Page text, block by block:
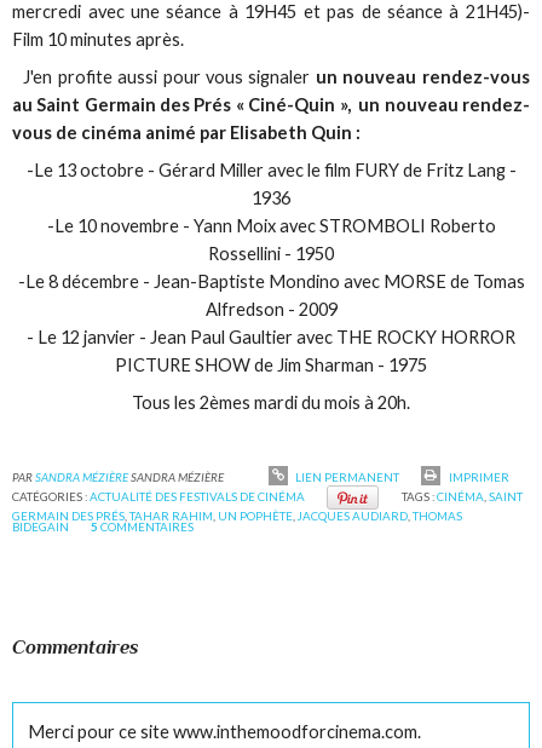
mercredi avec une séance à 19H45 et pas de séance à 21H45)-
Film 10 minutes après.
J'en profite aussi pour vous signaler un nouveau rendez-vous
au Saint Germain des Prés « Ciné-Quin », un nouveau rendez-
vous de cinéma animé par Elisabeth Quin :
-Le 13 octobre - Gérard Miller avec le film FURY de Fritz Lang -
1936
-Le 10 novembre - Yann Moix avec STROMBOLI Roberto
Rossellini - 1950
-Le 8 décembre - Jean-Baptiste Mondino avec MORSE de Tomas
Alfredson - 2009
- Le 12 janvier - Jean Paul Gaultier avec THE ROCKY HORROR
PICTURE SHOW de Jim Sharman - 1975
Tous les 2èmes mardi du mois à 20h.
PARSANDRA MÉZIÈRESANDRA MÉZIÈRE LIEN PERMANENT
IMPRIMER
CATÉGORIES :ACTUALITÉ DES FESTIVALS DE CINÉMA TAGS :CINÉMA SAINT
GERMAIN DES PRÉS ,TAHAR RAHIM UN POPHÈTE JACQUES AUDIARD ,THOMAS
BIDEGAIN 5 COMMENTAIRES
Commentaires
Merci pour ce site www.inthemoodforcinema.com.